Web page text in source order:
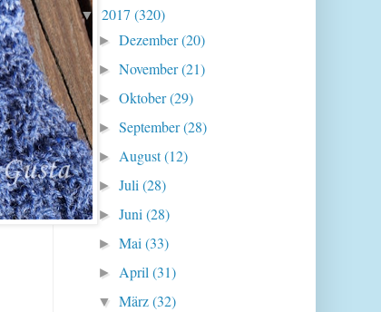
▼ 2017 (320)
►Dezember(20)
►November(21)
►Oktober(29)
►September(28)
► August(12)
►Juli(28)
►Juni(28)
►Mai(33)
► April(31)
▼März(32)